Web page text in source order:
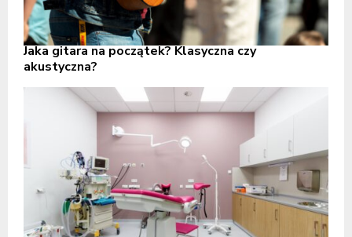
Jaka gitara na początek? Klasyczna czy
akustyczna?